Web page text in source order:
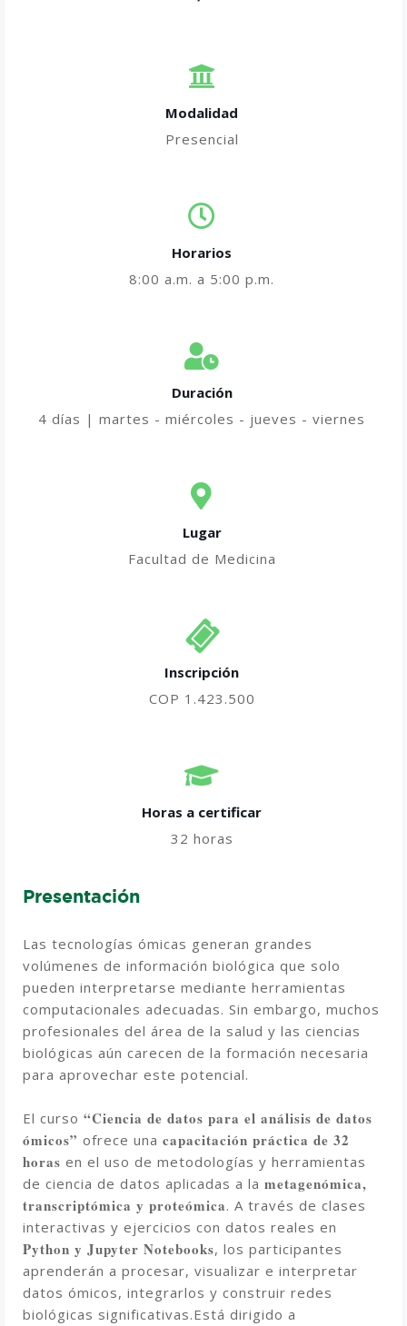
Modalidad
Presencial
Horarios
8:00 a.m. a 5:00 p.m.
Duración
4 días | martes - miércoles - jueves - viernes
Lugar
Facultad de Medicina
Inscripción
COP 1.423.500
Horas a certificar​
32 horas
Presentación
Las tecnologías ómicas generan grandes
volúmenes de información biológica que solo
pueden interpretarse mediante herramientas
computacionales adecuadas. Sin embargo, muchos
profesionales del área de la salud y las ciencias
biológicas aún carecen de la formación necesaria
para aprovechar este potencial.
El curso “Ciencia de datos para el análisis de datos
ómicos” ofrece una capacitación práctica de 32
horas en el uso de metodologías y herramientas
de ciencia de datos aplicadas a la metagenómica,
transcriptómica y proteómica. A través de clases
interactivas y ejercicios con datos reales en
Python y Jupyter Notebooks, los participantes
aprenderán a procesar, visualizar e interpretar
datos ómicos, integrarlos y construir redes
biológicas significativas.Está dirigido a